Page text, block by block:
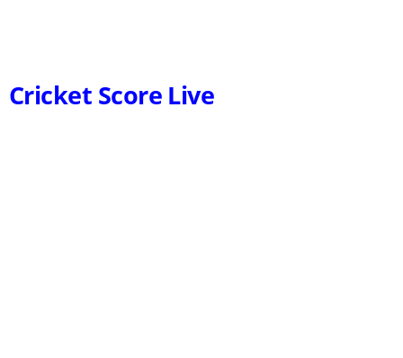
Cricket Score Live